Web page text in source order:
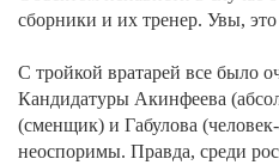
сборники и их тренер. Увы, это
С тройкой вратарей все было
Кандидатуры Акинфеева
(сменщик) и Габулова
неоспоримы. Правда, среди